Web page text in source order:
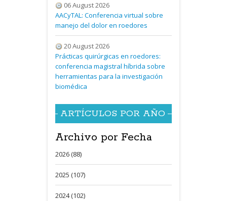
06 August 2026
AACyTAL: Conferencia virtual sobre
manejo del dolor en roedores
20 August 2026
Prácticas quirúrgicas en roedores:
conferencia magistral híbrida sobre
herramientas para la investigación
biomédica
ARTÍCULOS POR AÑO
Archivo por Fecha
2026 (88)
2025 (107)
2024 (102)